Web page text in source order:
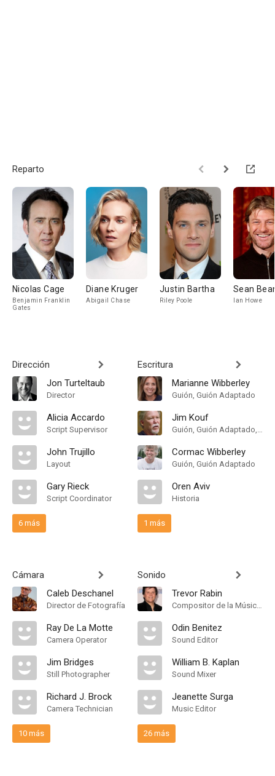
Reparto
Nicolas Cage
Benjamin Franklin
Gates
Diane Kruger
Abigail Chase
Justin Bartha
Riley Poole
Sean
Ian Howe
Dirección
Jon Turteltaub
Director
Alicia Accardo
Script Supervisor
John Trujillo
Layout
Gary Rieck
Script Coordinator
6 más
Cámara
Caleb Deschanel
Director de Fotografía
Ray De La Motte
Camera Operator
Jim Bridges
Still Photographer
Richard J. Brock
Camera Technician
10 más
Escritura
Marianne Wibberley
Guión, Guión Adaptado
Jim Kouf
Guión, Guión Adaptado, Historia
Cormac Wibberley
Guión, Guión Adaptado
Oren Aviv
Historia
1 más
Sonido
Trevor Rabin
Compositor de la Música Original
Odin Benitez
Sound Editor
William B. Kaplan
Sound Mixer
Jeanette Surga
Music Editor
26 más